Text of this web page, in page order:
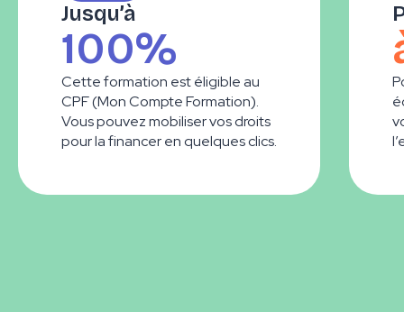
Jusqu’à
100%
Cette formation est éligible au
CPF (Mon Compte Formation).
Vous pouvez mobiliser vos droits
pour la financer en quelques clics.